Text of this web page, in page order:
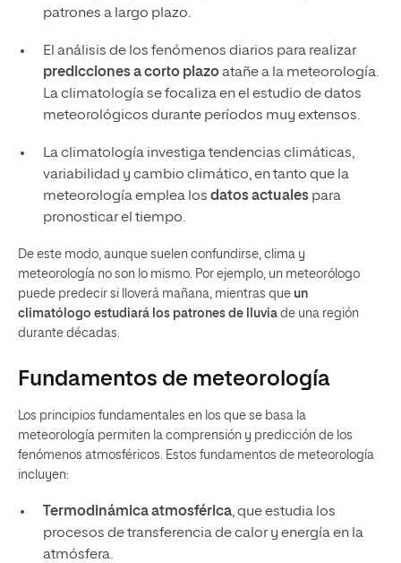
patrones a largo plazo.
El análisis de los fenómenos diarios para realizar
predicciones a corto plazoatañe a la meteorología.
La climatología se focaliza en el estudio de datos
meteorológicos durante períodos muy extensos.
La climatología investiga tendencias climáticas,
variabilidad y cambio climático, en tanto que la
meteorología emplea los datos actualespara
pronosticar el tiempo.
De este modo, aunque suelen confundirse, clima y
meteorología no son lo mismo. Por ejemplo, un meteorólogo
puede predecir si lloverá mañana, mientras que un
climatólogo estudiará los patrones de lluvia de una región
durante décadas.
Fundamentos de meteorología
Los principios fundamentales en los que se basa la
meteorología permiten la comprensión y predicción de los
fenómenos atmosféricos. Estos fundamentos de meteorología
incluyen:
Termodinámica atmosférica, que estudia los
procesos de transferencia de calor y energía en la
atmósfera.